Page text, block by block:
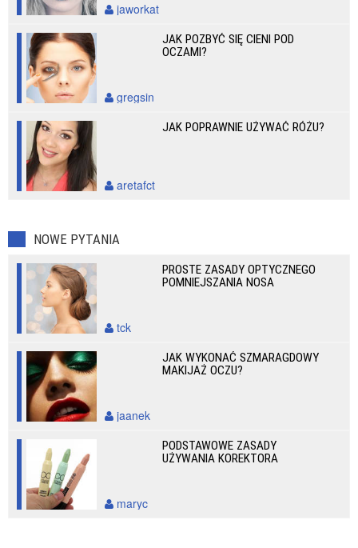
jaworkat
JAK POZBYĆ SIĘ CIENI POD
OCZAMI?
gregsin
JAK POPRAWNIE UŻYWAĆ RÓŻU?
aretafct
NOWE PYTANIA
PROSTE ZASADY OPTYCZNEGO
POMNIEJSZANIA NOSA
tck
JAK WYKONAĆ SZMARAGDOWY
MAKIJAŻ OCZU?
jaanek
PODSTAWOWE ZASADY
UŻYWANIA KOREKTORA
maryc